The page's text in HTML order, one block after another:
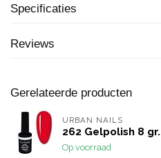
Specificaties
Reviews
Gerelateerde producten
URBAN NAILS
262 Gelpolish 8 gr.
Op voorraad